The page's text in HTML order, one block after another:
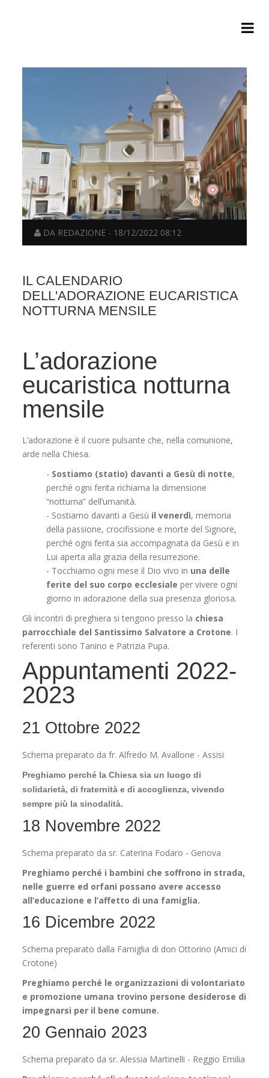
DA REDAZIONE - 18/12/2022 08:12
IL CALENDARIO
DELL'ADORAZIONE EUCARISTICA
NOTTURNA MENSILE
L’adorazione
eucaristica notturna
mensile
L’adorazione è il cuore pulsante che, nella comunione,
arde nella Chiesa.
- Sostiamo (statio) davanti a Gesù di notte,
perché ogni ferita richiama la dimensione
“notturna” dell’umanità.
- Sostiamo davanti a Gesù il venerdì, memoria
della passione, crocifissione e morte del Signore,
perché ogni ferita sia accompagnata da Gesù e in
Lui aperta alla grazia della resurrezione.
- Tocchiamo ogni mese il Dio vivo in una delle
ferite del suo corpo ecclesiale per vivere ogni
giorno in adorazione della sua presenza gloriosa.
Gli incontri di preghiera si tengono presso la chiesa
parrocchiale del Santissimo Salvatore a Crotone. I
referenti sono Tanino e Patrizia Pupa.
Appuntamenti 2022-
2023
21 Ottobre 2022
Schema preparato da fr. Alfredo M. Avallone - Assisi
Preghiamo perché la Chiesa sia un luogo di
solidarietà, di fraternità e di accoglienza, vivendo
sempre più la sinodalità.
18 Novembre 2022
Schema preparato da sr. Caterina Fodaro - Genova
Preghiamo perché i bambini che soffrono in strada,
nelle guerre ed orfani possano avere accesso
all’educazione e l’affetto di una famiglia.
16 Dicembre 2022
Schema preparato dalla Famiglia di don Ottorino (Amici di
Crotone)
Preghiamo perché le organizzazioni di volontariato
e promozione umana trovino persone desiderose di
impegnarsi per il bene comune.
20 Gennaio 2023
Schema preparato da sr. Alessia Martinelli - Reggio Emilia